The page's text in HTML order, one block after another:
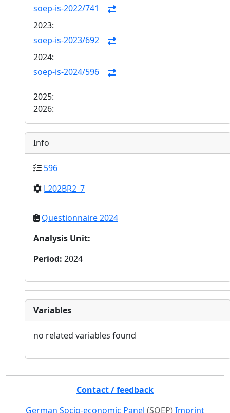
soep-is-2022/741
2023:
soep-is-2023/692
2024:
soep-is-2024/596
2025:
2026:
Info
596
L202BR2_7
Questionnaire 2024
Analysis Unit:
Period: 2024
Variables
no related variables found
Contact / feedback
German Socio-economic Panel (SOEP) Imprint